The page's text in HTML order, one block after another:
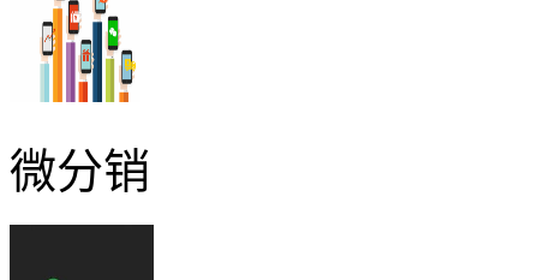
微分销